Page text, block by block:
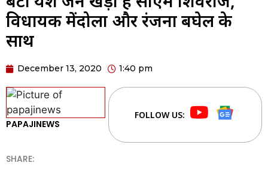
विधायक मेंदोला और रंजना बघेल के
साथ
December 13, 2020 1:40 pm
PAPAJINEWS
FOLLOW US:
SHARE: